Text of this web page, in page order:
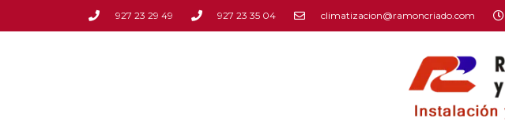
927 23 29 49 927 23 35 04 climatizacion@ramoncriado.com